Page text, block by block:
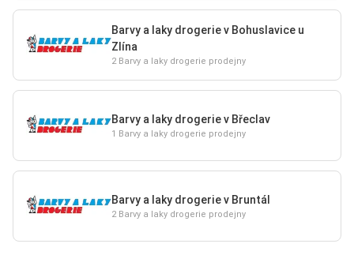
Barvy a laky drogerie v Bohuslavice u
Zlína
2 Barvy a laky drogerie prodejny
Barvy a laky drogerie v Břeclav
1 Barvy a laky drogerie prodejny
Barvy a laky drogerie v Bruntál
2 Barvy a laky drogerie prodejny